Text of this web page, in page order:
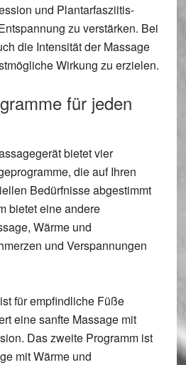
und Plantarfasziitis-
zu verstärken. Bei
die Intensitätder Massage
Wirkung zu erzielen.
für jeden
bietet vier
die auf Ihren
Bedürfnisse abgestimmt
bietet eine andere
, Wärme und
und Verspannungen
für empfindliche Füße
eine sanfte Massage mit
Das zweite Programm ist
mit Wärme und